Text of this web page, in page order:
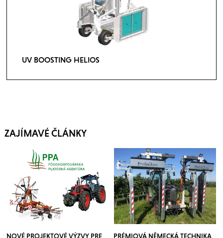
UV BOOSTING HELIOS
ZAJÍMAVÉ ČLÁNKY
NOVÉ PROJEKTOVÉ VÝZVY PRE PRÉMIOVÁ NĚMECKÁ TECHNIKA